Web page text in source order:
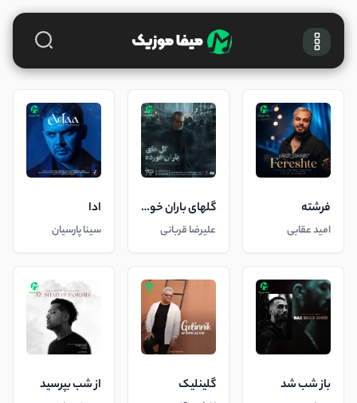
فرشته
امید عقابی
گلهای باران خورده
علیرضا قربانی
ادا
سینا پارسیان
باز شب شد گلینلیک از شب بپرسید